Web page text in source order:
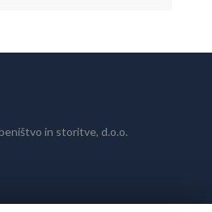
in storitve, d.o.o.